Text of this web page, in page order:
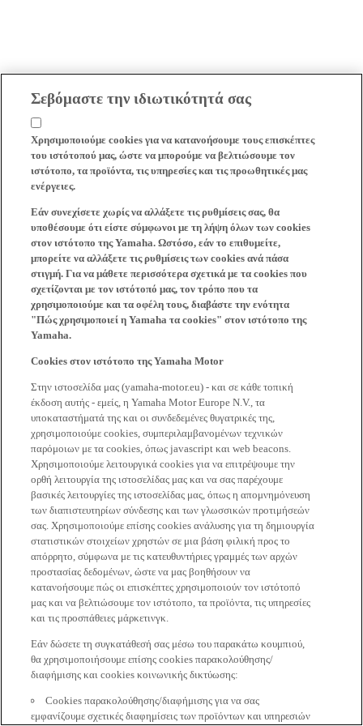
Σεβόμαστε την ιδιωτικότητά σας
Χρησιμοποιούμε cookies για να κατανοήσουμε τους επισκέπτες
του ιστότοπού μας, ώστε να μπορούμε να βελτιώσουμε τον
ιστότοπο, τα προϊόντα, τις υπηρεσίες και τις προωθητικές μας
ενέργειες.
Εάν συνεχίσετε χωρίς να αλλάξετε τις ρυθμίσεις σας, θα
υποθέσουμε ότι είστε σύμφωνοι με τη λήψη όλων των cookies
στον ιστότοπο της Yamaha. Ωστόσο, εάν το επιθυμείτε,
μπορείτε να αλλάξετε τις ρυθμίσεις των cookies ανά πάσα
στιγμή. Για να μάθετε περισσότερα σχετικά με τα cookies που
σχετίζονται με τον ιστότοπό μας, τον τρόπο που τα
χρησιμοποιούμε και τα οφέλη τους, διαβάστε την ενότητα
"Πώς χρησιμοποιεί η Yamaha τα cookies" στον ιστότοπο της
Yamaha.
Cookies στον ιστότοπο της Yamaha Motor
Στην ιστοσελίδα μας (yamaha-motor.eu) - και σε κάθε τοπική
έκδοση αυτής - εμείς, η Yamaha Motor Europe N.V., τα
υποκαταστήματά της και οι συνδεδεμένες θυγατρικές της,
χρησιμοποιούμε cookies, συμπεριλαμβανομένων τεχνικών
παρόμοιων με τα cookies, όπως javascript και web beacons.
Χρησιμοποιούμε λειτουργικά cookies για να επιτρέψουμε την
ορθή λειτουργία της ιστοσελίδας μας και να σας παρέχουμε
βασικές λειτουργίες της ιστοσελίδας μας, όπως η απομνημόνευση
των διαπιστευτηρίων σύνδεσης και των γλωσσικών προτιμήσεών
σας. Χρησιμοποιούμε επίσης cookies ανάλυσης για τη δημιουργία
στατιστικών στοιχείων χρηστών σε μια βάση φιλική προς το
απόρρητο, σύμφωνα με τις κατευθυντήριες γραμμές των αρχών
προστασίας δεδομένων, ώστε να μας βοηθήσουν να
κατανοήσουμε πώς οι επισκέπτες χρησιμοποιούν τον ιστότοπό
μας και να βελτιώσουμε τον ιστότοπο, τα προϊόντα, τις υπηρεσίες
και τις προσπάθειες μάρκετινγκ.
Εάν δώσετε τη συγκατάθεσή σας μέσω του παρακάτω κουμπιού,
θα χρησιμοποιήσουμε επίσης cookies παρακολούθησης/
διαφήμισης και cookies κοινωνικής δικτύωσης:
Cookies παρακολούθησης/διαφήμισης για να σας
εμφανίζουμε σχετικές διαφημίσεις των προϊόντων και υπηρεσιών